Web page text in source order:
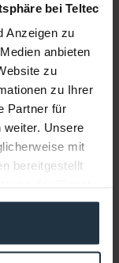
bei Teltec
Anzeigen zu
anbieten
zu
zu Ihrer
Partner für
weiter. Unsere
mit
bereitgestellt
cart
Tischklemme